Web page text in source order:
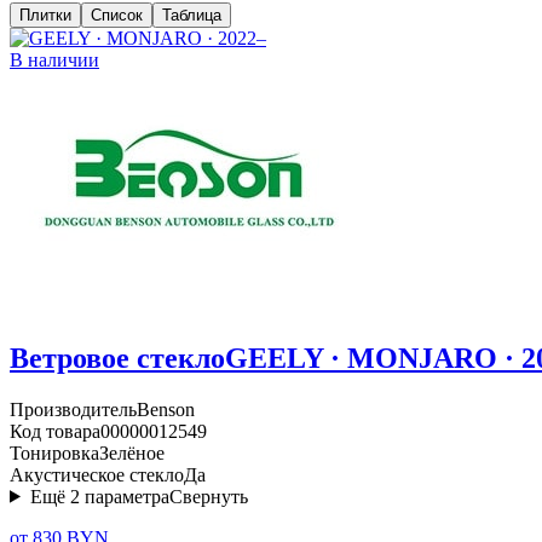
Плитки Список Таблица
В наличии
Ветровое стеклоGEELY · MONJARO ·
ПроизводительBenson
Код товара00000012549
ТонировкаЗелёное
Акустическое стеклоДа
Ещё 2 параметраСвернуть
от 830 BYN